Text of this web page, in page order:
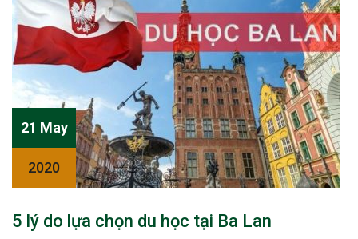
21 May
2020
5 lý do lựa chọn du học tại Ba Lan